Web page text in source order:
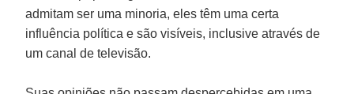
admitam ser uma minoria, eles têm uma certa
influência política e são visíveis, inclusive através de
um canal de televisão.